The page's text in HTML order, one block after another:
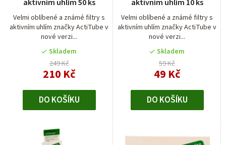
ud
aktivním uhlím 50 ks
Velmi oblíbené a známé filtry s
aktivním uhlím značky ActiTube v
nové verzi...
produktu
je
5,0
z
5
hvězdiček.
Skladem
249 Kč
210 Kč
DO KOŠÍKU
aktivním uhlím 10 ks
Velmi oblíbené a známé filtry s
aktivním uhlím značky ActiTube v
nové verzi...
produktu
je
4,0
z
5
hvězdiček.
Skladem
59 Kč
49 Kč
DO KOŠÍKU